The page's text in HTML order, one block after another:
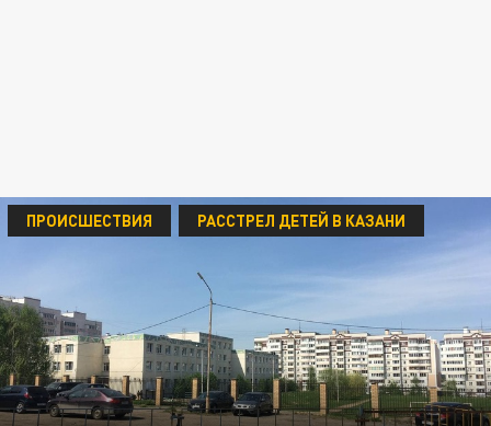
ПРОИСШЕСТВИЯ РАССТРЕЛ ДЕТЕЙ В КАЗАНИ